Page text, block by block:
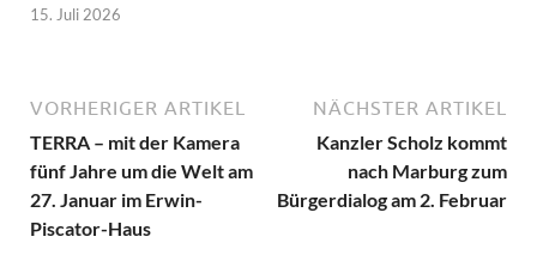
15. Juli 2026
VORHERIGER ARTIKEL
TERRA – mit der Kamera
fünf Jahre um die Welt am
27. Januar im Erwin-
Piscator-Haus
NÄCHSTER ARTIKEL
Kanzler Scholz kommt
nach Marburg zum
Bürgerdialog am 2. Februar